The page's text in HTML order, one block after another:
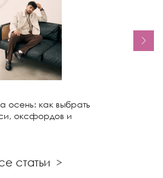
осень: как выбрать
оксфордов и
статьи >